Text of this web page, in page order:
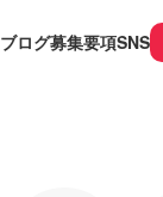
ブログ募集要項SNS